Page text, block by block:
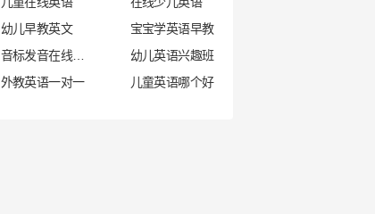
幼儿早教英文
宝宝学英语早教
幼儿英语兴趣班
外教英语一对一
儿童英语哪个好